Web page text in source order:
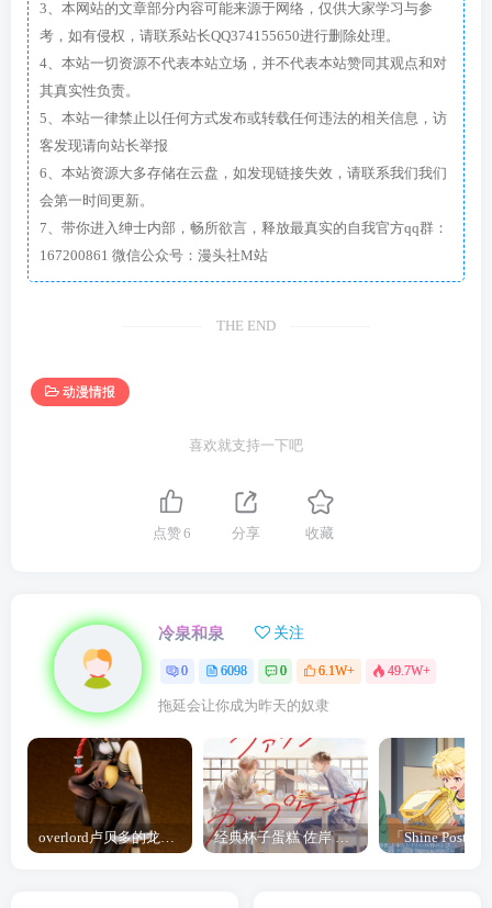
3、本网站的文章部分内容可能来源于网络，仅供大家学习与参
考，如有侵权，请联系站长QQ374155650进行删除处理。
4、本站一切资源不代表本站立场，并不代表本站赞同其观点和对
其真实性负责。
5、本站一律禁止以任何方式发布或转载任何违法的相关信息，访
客发现请向站长举报
6、本站资源大多存储在云盘，如发现链接失效，请联系我们我们
会第一时间更新。
7、带你进入绅士内部，畅所欲言，释放最真实的自我官方qq群：
167200861 微信公众号：漫头社M站
THE END
动漫情报
喜欢就支持一下吧
点赞6 分享 收藏
冷泉和泉 关注
0 6098 0 6.1W+ 49.7W+
拖延会让你成为昨天的奴隶
经典杯子蛋糕 佐岸 漫画「经典杯子蛋糕」宣布真人日剧化